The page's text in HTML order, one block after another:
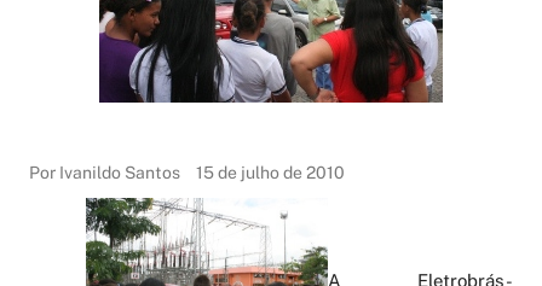
Por Ivanildo Santos 15 de julho de 2010
A Eletrobrás-